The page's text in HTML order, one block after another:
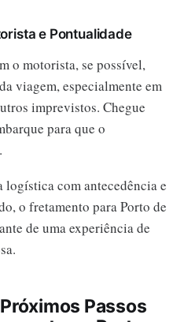
e Pontualidade
o motorista, se possível,
viagem, especialmente em
imprevistos. Chegue
para que o
logística com antecedência e
o fretamento para Porto de
de uma experiência de
Passos